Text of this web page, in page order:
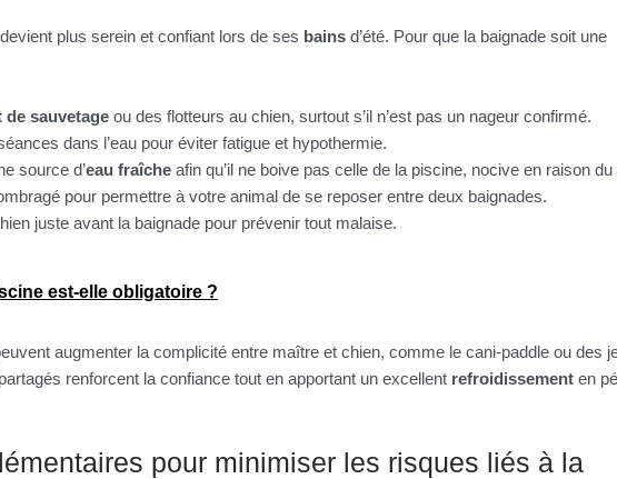
plus serein et confiant lors de ses bains d’été. Pour que la baignade soit une
de sauvetage ou des flotteurs au chien, surtout s’il n’est pas un nageur confirmé.
dans l’eau pour éviter fatigue et hypothermie.
source d’eau fraîche afin qu’il ne boive pas celle de la piscine, nocive en raison du
pour permettre à votre animal de se reposer entre deux baignades.
juste avant la baignade pour prévenir tout malaise.
est-elle obligatoire ?
augmenter la complicité entre maître et chien, comme le cani-paddle ou des
renforcent la confiance tout en apportant un excellent refroidissement en
pour minimiser les risques liés à la